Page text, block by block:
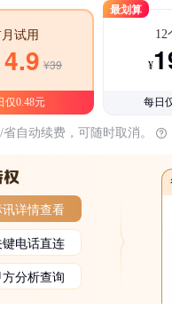
试用
¥39
仅0.48元
最划算
12
¥
每日
自动续费，可随时取消。
详情查看
键电话直连
方分析查询